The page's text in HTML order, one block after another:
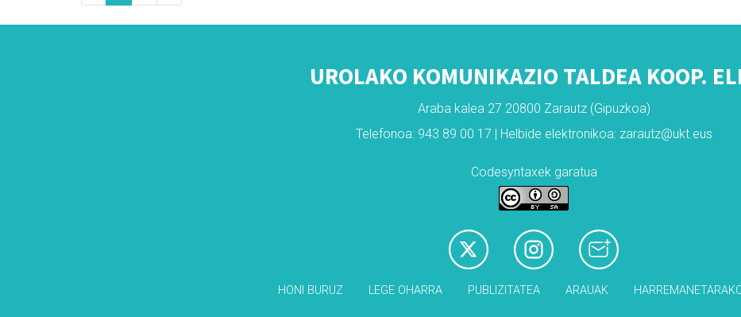
UROLAKO KOMUNIKAZIO TALDEA KOOP.
Araba kalea 27 20800 Zarautz (Gipuzkoa)
Telefonoa: 943 89 00 17 | Helbide elektronikoa: zarautz@ukt.eus
Codesyntaxek garatua
HONI BURUZ LEGE OHARRA PUBLIZITATEA ARAUAK